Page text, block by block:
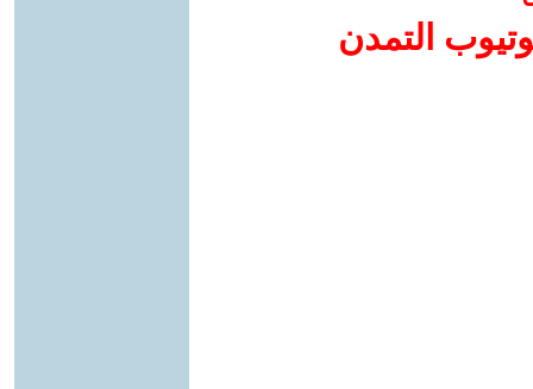
التمدن